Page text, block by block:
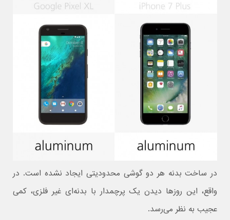
در ساخت بدنه هر دو گوشی محدودیتی ایجاد نشده است. در
واقع، این روزها دیدن یک پرچمدار با بدنه‌ای غیر فلزی، کمی
عجیب به نظر می‌رسد.